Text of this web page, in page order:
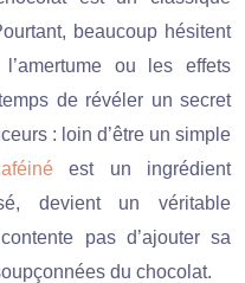
beaucoup hésitent
ou les effets
de révéler un secret
: loin d’être un simple
est un ingrédient
devient un véritable
pas d’ajouter sa
du chocolat.